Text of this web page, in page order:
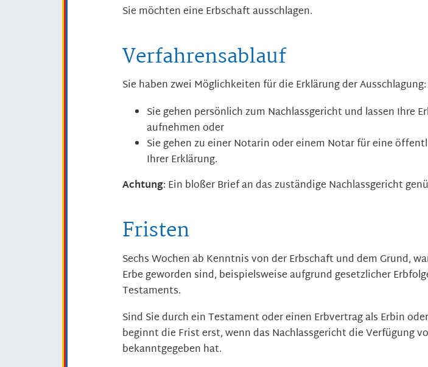
Sie möchten eine Erbschaft ausschlagen.
Verfahrensablauf
Sie haben zwei Möglichkeiten für die Erklärung der Ausschlagung:
Sie gehen persönlich zum Nachlassgericht und lassen Ihre
aufnehmen oder
Sie gehen zu einer Notarin oder einem Notar für eine
Ihrer Erklärung.
Achtung: Ein bloßer Brief an das zuständige Nachlassgericht
Fristen
Sechs Wochen ab Kenntnis von der Erbschaft und dem Grund,
Erbe geworden sind, beispielsweise aufgrund gesetzlicher
Testaments.
Sind Sie durch ein Testament oder einen Erbvertrag als Erbin
beginnt die Frist erst, wenn das Nachlassgericht die Verfügung
bekanntgegeben hat.